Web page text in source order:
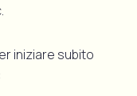
iniziare subito